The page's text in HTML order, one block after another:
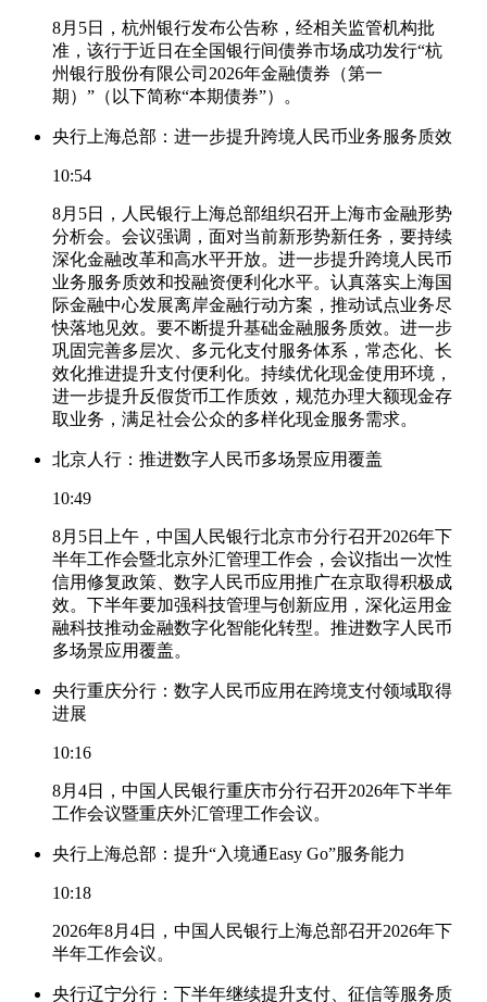
8月5日，杭州银行发布公告称，经相关监管机构批
准，该行于近日在全国银行间债券市场成功发行“杭
州银行股份有限公司2026年金融债券（第一
期）”（以下简称“本期债券”）。
央行上海总部：进一步提升跨境人民币业务服务质效
10:54
8月5日，人民银行上海总部组织召开上海市金融形势
分析会。会议强调，面对当前新形势新任务，要持续
深化金融改革和高水平开放。进一步提升跨境人民币
业务服务质效和投融资便利化水平。认真落实上海国
际金融中心发展离岸金融行动方案，推动试点业务尽
快落地见效。要不断提升基础金融服务质效。进一步
巩固完善多层次、多元化支付服务体系，常态化、长
效化推进提升支付便利化。持续优化现金使用环境，
进一步提升反假货币工作质效，规范办理大额现金存
取业务，满足社会公众的多样化现金服务需求。
北京人行：推进数字人民币多场景应用覆盖
10:49
8月5日上午，中国人民银行北京市分行召开2026年下
半年工作会暨北京外汇管理工作会，会议指出一次性
信用修复政策、数字人民币应用推广在京取得积极成
效。下半年要加强科技管理与创新应用，深化运用金
融科技推动金融数字化智能化转型。推进数字人民币
多场景应用覆盖。
央行重庆分行：数字人民币应用在跨境支付领域取得
进展
10:16
8月4日，中国人民银行重庆市分行召开2026年下半年
工作会议暨重庆外汇管理工作会议。
央行上海总部：提升“入境通Easy Go”服务能力
10:18
2026年8月4日，中国人民银行上海总部召开2026年下
半年工作会议。
央行辽宁分行：下半年继续提升支付、征信等服务质